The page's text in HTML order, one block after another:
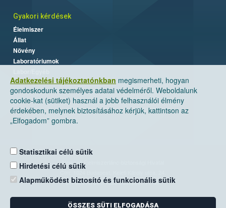
Adatkezelési tájékoztatónkban megismerheti, hogyan
gondoskodunk személyes adatai védelméről. Weboldalunk
cookie-kat (sütiket) használ a jobb felhasználói élmény
érdekében, melynek biztosításához kérjük, kattintson az
„Elfogadom” gombra.
Statisztikai célú sütik
Hirdetési célú sütik
Alapműködést biztosító és funkcionális sütik
ÖSSZES SÜTI ELFOGADÁSA
Gyakori kérdések
Élelmiszer
Állat
Növény
Laboratóriumok
Nemzeti Élelmiszerlánc-biztonsági Hivatal
Levelezési cím: 1525 Budapest. Pf. 30.